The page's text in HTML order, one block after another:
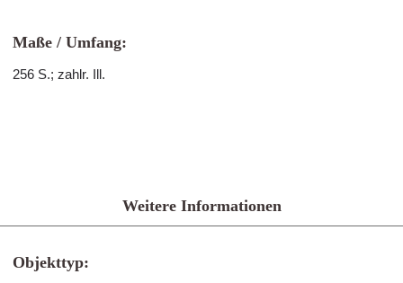
Maße / Umfang:
256 S.; zahlr. Ill.
Weitere Informationen
Objekttyp: